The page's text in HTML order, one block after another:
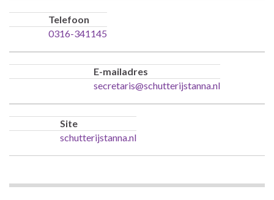
Telefoon
0316-341145
E-mailadres
secretaris@schutterijstanna.nl
Site
schutterijstanna.nl